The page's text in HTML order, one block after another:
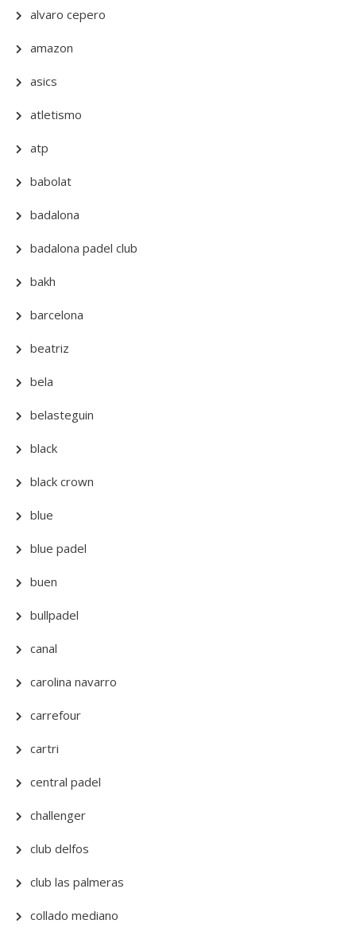
alvaro cepero
amazon
asics
atletismo
atp
babolat
badalona
badalona padel club
bakh
barcelona
beatriz
bela
belasteguin
black
black crown
blue
blue padel
buen
bullpadel
canal
carolina navarro
carrefour
cartri
central padel
challenger
club delfos
club las palmeras
collado mediano